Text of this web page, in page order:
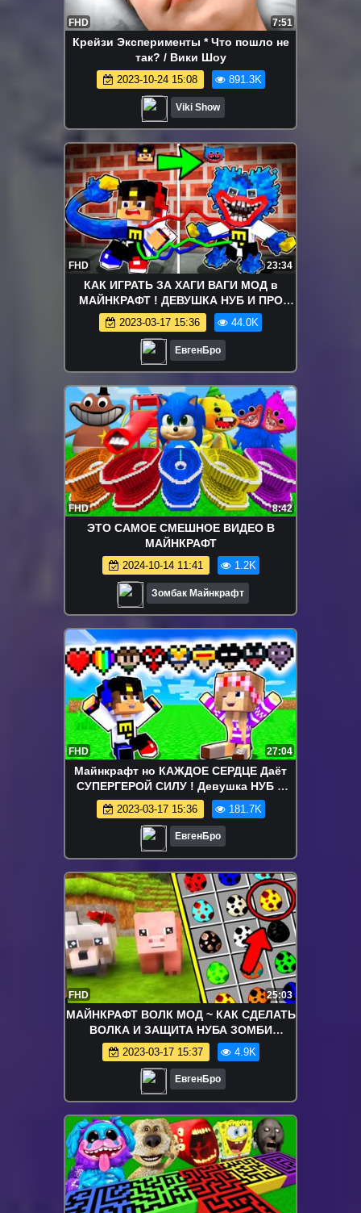
FHD 7:51
Крейзи Эксперименты * Что пошло не
так? / Вики Шоу
2023-10-24 15:08 891.3K
Viki Show
FHD 23:34
КАК ИГРАТЬ ЗА ХАГИ ВАГИ МОД в
МАЙНКРАФТ ! ДЕВУШКА НУБ И ПРО
ВИДЕО ТРОЛЛИНГ MINECRAFT Huggy
Wuggy
2023-03-17 15:36 44.0K
ЕвгенБро
FHD 8:42
ЭТО САМОЕ СМЕШНОЕ ВИДЕО В
МАЙНКРАФТ
2024-10-14 11:41 1.2K
Зомбак Майнкрафт
FHD 27:04
Майнкрафт но КАЖДОЕ СЕРДЦЕ Даёт
СУПЕРГЕРОЙ СИЛУ ! Девушка НУБ И
ПРО Видео Троллинг Minecraft
2023-03-17 15:36 181.7K
ЕвгенБро
FHD 25:03
МАЙНКРАФТ ВОЛК МОД ~ КАК СДЕЛАТЬ
ВОЛКА И ЗАЩИТА НУБА ЗОМБИ
АПОКАЛИПСИС ОБЗОР МОДА -
MINECRAFT MODS
2023-03-17 15:37 4.9K
ЕвгенБро